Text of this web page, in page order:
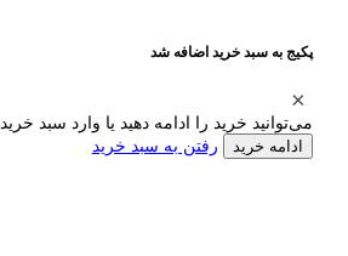
پکیج به سبد خرید اضافه شد
می‌توانید خرید را ادامه دهید یا وارد سبد
ادامه خرید رفتن به سبد خرید